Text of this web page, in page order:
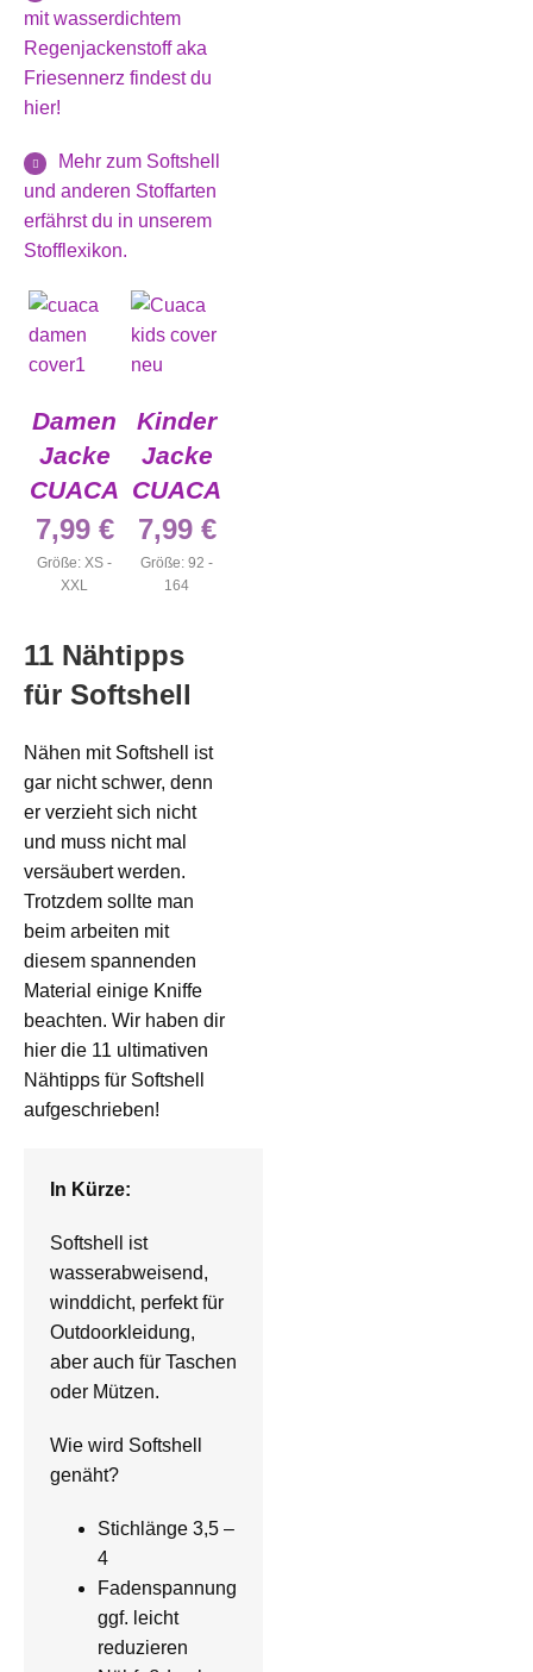
mit wasserdichtem
Regenjackenstoff aka
Friesennerz findest du
hier!
Mehr zum Softshell
und anderen Stoffarten
erfährst du in unserem
Stofflexikon.
Damen
Jacke
CUACA
7,99 €
Größe: XS -
XXL
Kinder
Jacke
CUACA
7,99 €
Größe: 92 -
164
11 Nähtipps
für Softshell
Nähen mit Softshell ist
gar nicht schwer, denn
er verzieht sich nicht
und muss nicht mal
versäubert werden.
Trotzdem sollte man
beim arbeiten mit
diesem spannenden
Material einige Kniffe
beachten. Wir haben dir
hier die 11 ultimativen
Nähtipps für Softshell
aufgeschrieben!
In Kürze:
Softshell ist
wasserabweisend,
winddicht, perfekt für
Outdoorkleidung,
aber auch für Taschen
oder Mützen.
Wie wird Softshell
genäht?
Stichlänge 3,5 –
4
Fadenspannung
ggf. leicht
reduzieren